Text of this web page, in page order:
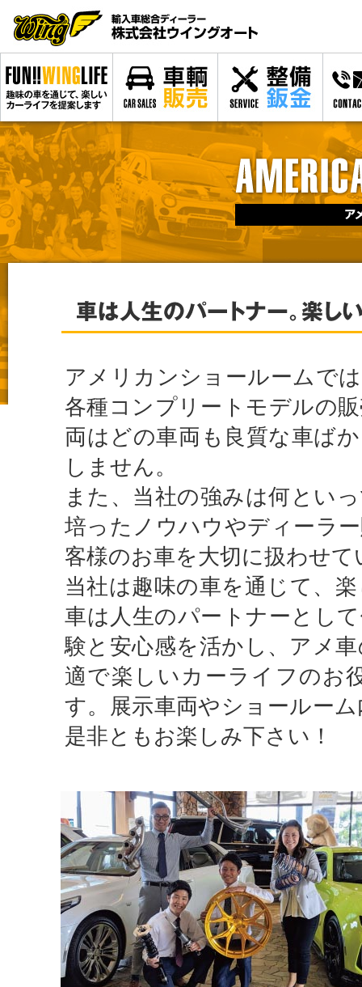
アメリカンショールームで
各種コンプリートモデルの
両はどの車両も良質な車ば
しません。
また、当社の強みは何とい
培ったノウハウやディーラ
客様のお車を大切に扱わせ
当社は趣味の車を通じて、
車は人生のパートナーとし
験と安心感を活かし、アメ
適で楽しいカーライフのお
す。展示車両やショールー
是非ともお楽しみ下さい！